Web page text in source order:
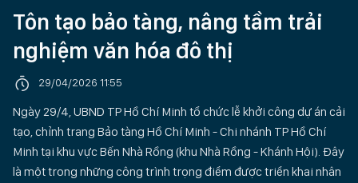
Tôn tạo bảo tàng, nâng tầm trải
nghiệm văn hóa đô thị
29/04/2026 11:55
Ngày 29/4, UBND TP Hồ Chí Minh tổ chức lễ khởi công dự án cải
tạo, chỉnh trang Bảo tàng Hồ Chí Minh - Chi nhánh TP Hồ Chí
Minh tại khu vực Bến Nhà Rồng (khu Nhà Rồng - Khánh Hội). Đây
là một trong những công trình trọng điểm được triển khai nhân